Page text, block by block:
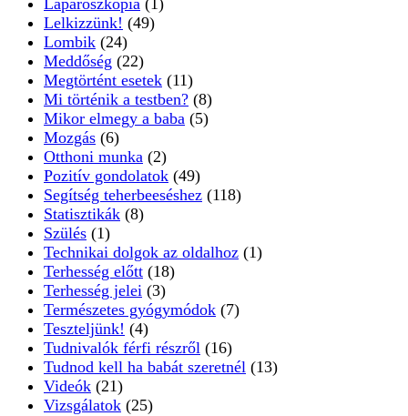
Laparoszkópia (1)
Lelkizzünk! (49)
Lombik (24)
Meddőség (22)
Megtörtént esetek (11)
Mi történik a testben? (8)
Mikor elmegy a baba (5)
Mozgás (6)
Otthoni munka (2)
Pozitív gondolatok (49)
Segítség teherbeeséshez (118)
Statisztikák (8)
Szülés (1)
Technikai dolgok az oldalhoz (1)
Terhesség előtt (18)
Terhesség jelei (3)
Természetes gyógymódok (7)
Teszteljünk! (4)
Tudnivalók férfi részről (16)
Tudnod kell ha babát szeretnél (13)
Videók (21)
Vizsgálatok (25)